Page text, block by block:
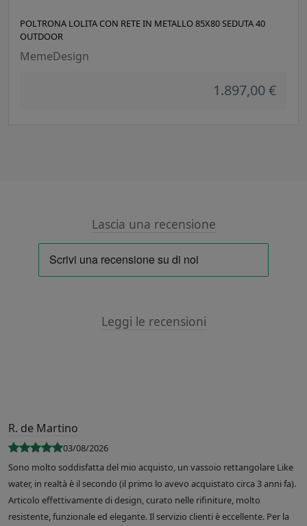
POLTRONA LOLITA CON RETE IN METALLO 85X80 SEDUTA 40
OUTDOOR
MemeDesign
1.897,00 €
Lascia una recensione
Leggi le recensioni
R. de Martino
03/08/2026
Sono molto soddisfatta del mio acquisto, un vassoio rettangolare Like
water, in realtà è il secondo (il primo lo avevo acquistato circa 3 anni fa).
Articolo effettivamente di design, curato nelle rifiniture, molto
resistente, funzionale ed elegante. Il servizio clienti è eccellente. Per la